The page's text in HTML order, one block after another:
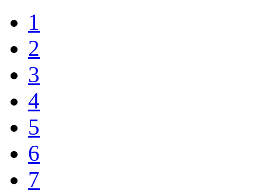
1
2
3
4
5
6
7